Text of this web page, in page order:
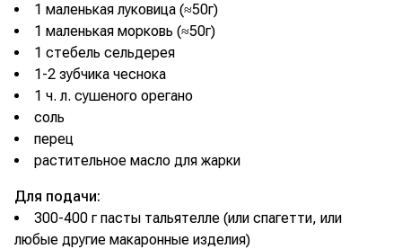
1 маленькая луковица (≈50г)
1 маленькая морковь (≈50г)
1 стебель сельдерея
1-2 зубчика чеснока
1 ч. л. сушеного орегано
соль
перец
растительное масло для жарки
Для подачи:
300-400 г пасты тальятелле (или спагетти, или
любые другие макаронные изделия)